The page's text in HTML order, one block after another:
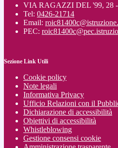
VIA RAGAZZI DEL '99, 28
Tel: 0426-21714
Email:
PEC:
Sezione Link Utili
Cookie policy
Note legali
Informativa Privacy
Ufficio Relazioni con il
Dichiarazione di accessibilità
Obiettivi di accessibilità
Whistleblowing
Gestione consensi cookie